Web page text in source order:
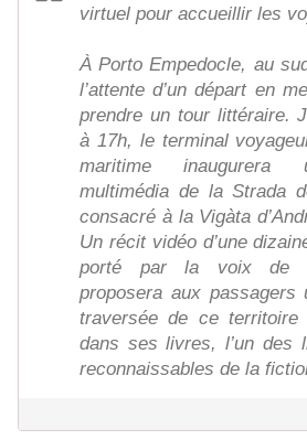
virtuel pour accueillir les
À Porto Empedocle, au
l’attente d’un départ en
prendre un tour littéraire.
à 17h, le terminal
maritime inaugurera
multimédia de la Strada
consacré à la Vigàta
Un récit vidéo d’une
porté par la voix de
proposera aux passagers
traversée de ce territoire
dans ses livres, l’un des
reconnaissables de la